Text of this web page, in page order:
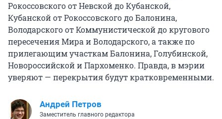
Рокоссовского от Невской до Кубанской,
Кубанской от Рокоссовского до Балонина,
Володарского от Коммунистической до кругового
пересечения Мира и Володарского, а также по
прилегающим участкам Балонина, Голубинской,
Новороссийской и Пархоменко. Правда, в мэрии
уверяют — перекрытия будут кратковременными.
Андрей Петров
Заместитель главного редактора